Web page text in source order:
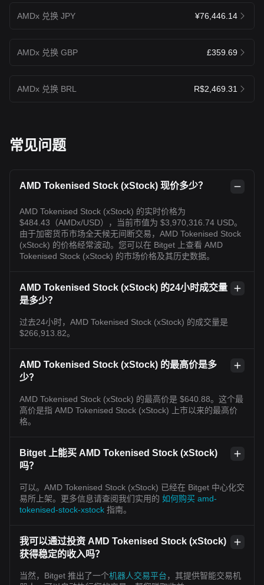
AMDx 兑换 JPY ¥76,446.14
AMDx 兑换 GBP £359.69
AMDx 兑换 BRL R$2,469.31
常见问题
AMD Tokenised Stock (xStock) 现价多少？
AMD Tokenised Stock (xStock) 的实时价格为
$484.43（AMDx/USD），当前市值为 $3,970,316.74 USD。
由于加密货币市场全天候无间断交易，AMD Tokenised Stock
(xStock) 的价格经常波动。您可以在 Bitget 上查看 AMD
Tokenised Stock (xStock) 的市场价格及其历史数据。
AMD Tokenised Stock (xStock) 的24小时成交量
是多少？
过去24小时，AMD Tokenised Stock (xStock) 的成交量是
$266,913.82。
AMD Tokenised Stock (xStock) 的最高价是多
少？
AMD Tokenised Stock (xStock) 的最高价是 $640.88。这个最
高价是指 AMD Tokenised Stock (xStock) 上市以来的最高价
格。
Bitget 上能买 AMD Tokenised Stock (xStock)
吗？
可以。AMD Tokenised Stock (xStock) 已经在 Bitget 中心化交
易所上架。更多信息请查阅我们实用的 如何购买 amd-
tokenised-stock-xstock 指南。
我可以通过投资 AMD Tokenised Stock (xStock)
获得稳定的收入吗？
当然，Bitget 推出了一个机器人交易平台，其提供智能交易机